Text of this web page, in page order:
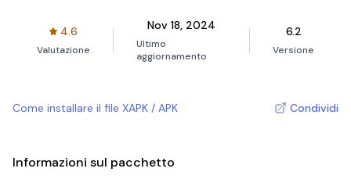
4.6
Valutazione
Nov 18, 2024
Ultimo
aggiornamento
6.2
Versione
Come installare il file XAPK / APK Condividi
Informazioni sul pacchetto